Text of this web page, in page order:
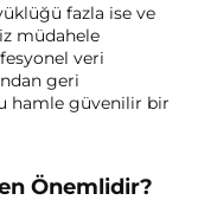
fazla ise ve
müdahele
veri
geri
hamle güvenilir bir
Önemlidir?